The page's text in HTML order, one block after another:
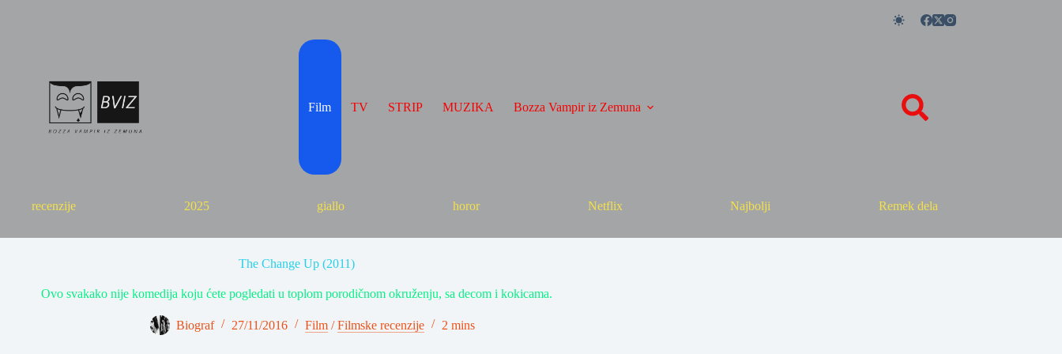
Film TV STRIP MUZIKA Bozza Vampir iz Zemuna
recenzije 2025 giallo horor Netflix Najbolji Remek dela
The Change Up (2011)
Ovo svakako nije komedija koju ćete pogledati u toplom porodičnom okruženju, sa decom i kokicama.
Biograf 27/11/2016 Film/Filmske recenzije 2 mins